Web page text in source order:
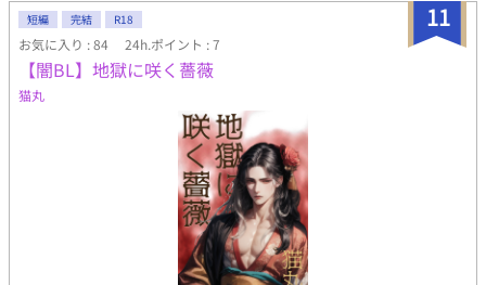
11
短編 完結 R18
お気に入り : 84 24h.ポイント : 7
【闇BL】地獄に咲く薔薇
猫丸